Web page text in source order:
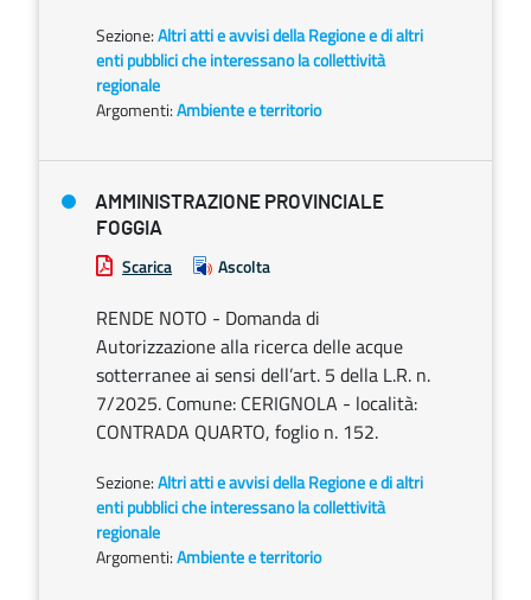
Sezione:Altri atti e avvisi della Regione e di altri
enti pubblici che interessano la collettività
regionale
Argomenti:Ambiente e territorio
AMMINISTRAZIONE PROVINCIALE
FOGGIA
Scarica Ascolta
RENDE NOTO - Domanda di
Autorizzazione alla ricerca delle acque
sotterranee ai sensi dell’art. 5 della L.R. n.
7/2025. Comune: CERIGNOLA - località:
CONTRADA QUARTO, foglio n. 152.
Sezione:Altri atti e avvisi della Regione e di altri
enti pubblici che interessano la collettività
regionale
Argomenti:Ambiente e territorio